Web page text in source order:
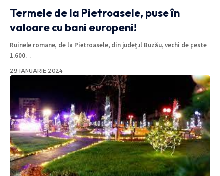
Termele de la Pietroasele, puse în
valoare cu bani europeni!
Ruinele romane, de la Pietroasele, din judeţul Buzău, vechi de peste
1.600…
29 IANUARIE 2024